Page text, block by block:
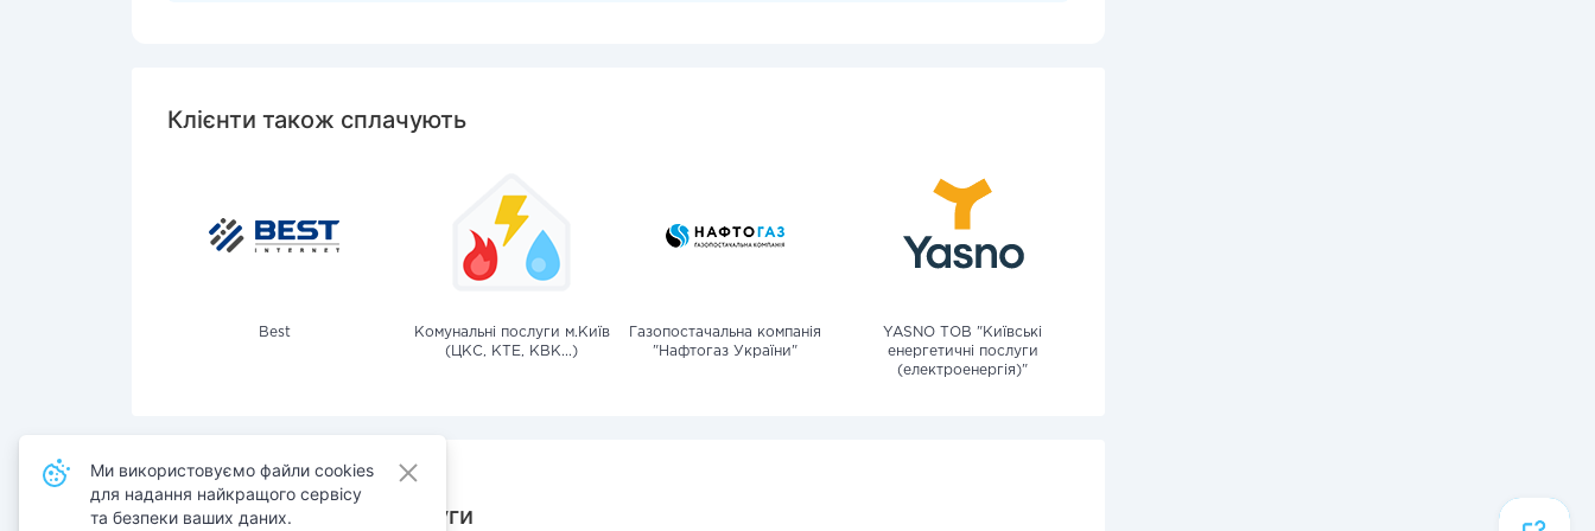
Клієнти також сплачують
Best
Комунальні послуги м.Київ
(ЦКС, КТЕ, КВК...)
Газопостачальна компанія
"Нафтогаз України"
YASNO ТОВ "Київські
енергетичні послуги
(електроенергія)"
Також сплачують послуги
Ми використовуємо файли cookies
для надання найкращого сервісу
та безпеки ваших даних.